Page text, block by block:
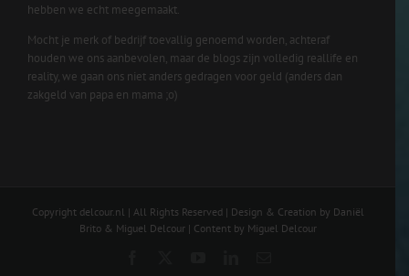
hebben we echt meegemaakt.
Mocht je merk of bedrijf toevallig genoemd worden, achteraf
houden we ons aanbevolen, maar de blogs zijn volledig reallife en
reality, we gaan ons niet anders gedragen voor geld (anders dan
zakgeld van papa en mama ;o)
Copyright delcour.nl | All Rights Reserved | Design & Creation by Daniël
Brito & Miguel Delcour | Content by Miguel Delcour